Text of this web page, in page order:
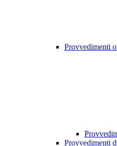
Provvedimenti
Provvedimenti